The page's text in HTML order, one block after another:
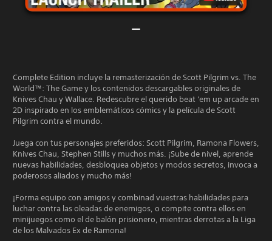
Complete Edition incluye la remasterización de Scott Pilgrim vs. The
World™: The Game y los contenidos descargables originales de
Knives Chau y Wallace. Redescubre el querido beat 'em up arcade en
2D inspirado en los emblemáticos cómics y la película de Scott
Pilgrim contra el mundo.
Juega con tus personajes preferidos: Scott Pilgrim, Ramona Flowers,
Knives Chau, Stephen Stills y muchos más. ¡Sube de nivel, aprende
nuevas habilidades, desbloquea objetos y modos secretos, invoca a
poderosos aliados y mucho más!
¡Forma equipo con amigos y combinad vuestras habilidades para
luchar contra las oleadas de enemigos, o compite contra ellos en
minijuegos como el de balón prisionero, mientras derrotas a la Liga
de los Malvados Ex de Ramona!